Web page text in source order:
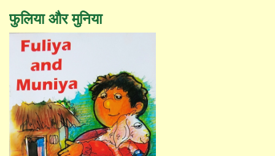
फुलिया और मुनिया